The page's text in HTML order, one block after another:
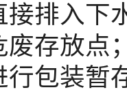
接排入下
废存放点
行包装暂